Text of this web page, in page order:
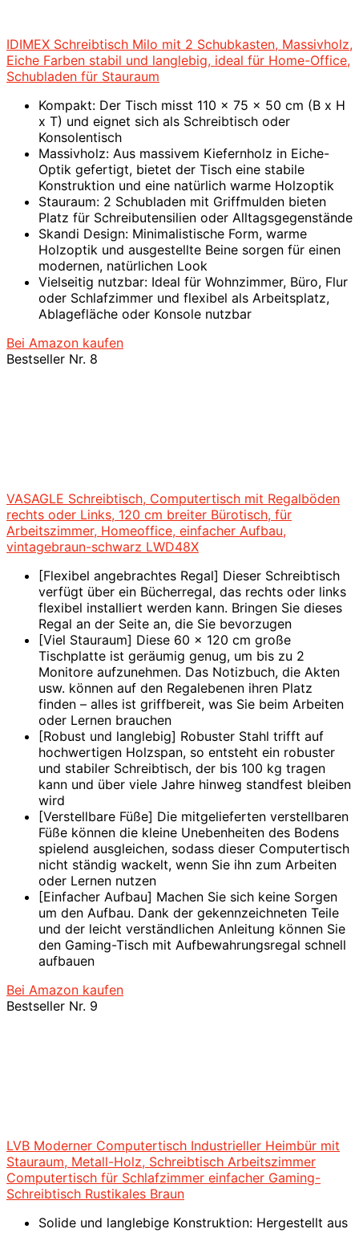
IDIMEX Schreibtisch Milo mit 2 Schubkasten, Massivholz,
Eiche Farben stabil und langlebig, ideal für Home-Office,
Schubladen für Stauraum
Kompakt: Der Tisch misst 110 x 75 x 50 cm (B x H
x T) und eignet sich als Schreibtisch oder
Konsolentisch
Massivholz: Aus massivem Kiefernholz in Eiche-
Optik gefertigt, bietet der Tisch eine stabile
Konstruktion und eine natürlich warme Holzoptik
Stauraum: 2 Schubladen mit Griffmulden bieten
Platz für Schreibutensilien oder Alltagsgegenstände
Skandi Design: Minimalistische Form, warme
Holzoptik und ausgestellte Beine sorgen für einen
modernen, natürlichen Look
Vielseitig nutzbar: Ideal für Wohnzimmer, Büro, Flur
oder Schlafzimmer und flexibel als Arbeitsplatz,
Ablagefläche oder Konsole nutzbar
Bei Amazon kaufen
Bestseller Nr. 8
VASAGLE Schreibtisch, Computertisch mit Regalböden
rechts oder Links, 120 cm breiter Bürotisch, für
Arbeitszimmer, Homeoffice, einfacher Aufbau,
vintagebraun-schwarz LWD48X
[Flexibel angebrachtes Regal] Dieser Schreibtisch
verfügt über ein Bücherregal, das rechts oder links
flexibel installiert werden kann. Bringen Sie dieses
Regal an der Seite an, die Sie bevorzugen
[Viel Stauraum] Diese 60 x 120 cm große
Tischplatte ist geräumig genug, um bis zu 2
Monitore aufzunehmen. Das Notizbuch, die Akten
usw. können auf den Regalebenen ihren Platz
finden – alles ist griffbereit, was Sie beim Arbeiten
oder Lernen brauchen
[Robust und langlebig] Robuster Stahl trifft auf
hochwertigen Holzspan, so entsteht ein robuster
und stabiler Schreibtisch, der bis 100 kg tragen
kann und über viele Jahre hinweg standfest bleiben
wird
[Verstellbare Füße] Die mitgelieferten verstellbaren
Füße können die kleine Unebenheiten des Bodens
spielend ausgleichen, sodass dieser Computertisch
nicht ständig wackelt, wenn Sie ihn zum Arbeiten
oder Lernen nutzen
[Einfacher Aufbau] Machen Sie sich keine Sorgen
um den Aufbau. Dank der gekennzeichneten Teile
und der leicht verständlichen Anleitung können Sie
den Gaming-Tisch mit Aufbewahrungsregal schnell
aufbauen
Bei Amazon kaufen
Bestseller Nr. 9
LVB Moderner Computertisch Industrieller Heimbür mit
Stauraum, Metall-Holz, Schreibtisch Arbeitszimmer
Computertisch für Schlafzimmer einfacher Gaming-
Schreibtisch Rustikales Braun
Solide und langlebige Konstruktion: Hergestellt aus